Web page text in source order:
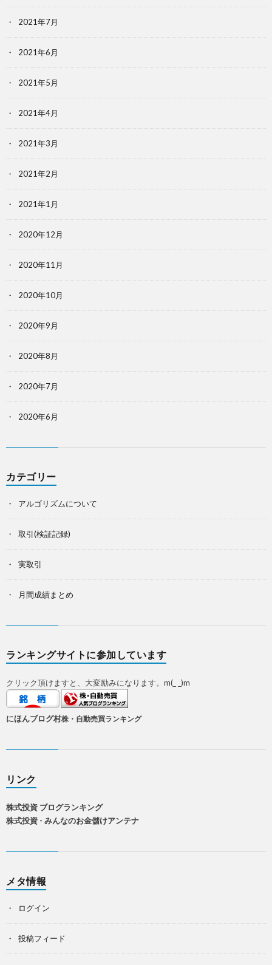
2021年7月
2021年6月
2021年5月
2021年4月
2021年3月
2021年2月
2021年1月
2020年12月
2020年11月
2020年10月
2020年9月
2020年8月
2020年7月
2020年6月
カテゴリー
アルゴリズムについて
取引(検証記録)
実取引
月間成績まとめ
ランキングサイトに参加しています
クリック頂けますと、大変励みになります。m(_ _)m
にほんブログ村株・自動売買ランキング
リンク
株式投資 ブログランキング
株式投資 - みんなのお金儲けアンテナ
メタ情報
ログイン
投稿フィード